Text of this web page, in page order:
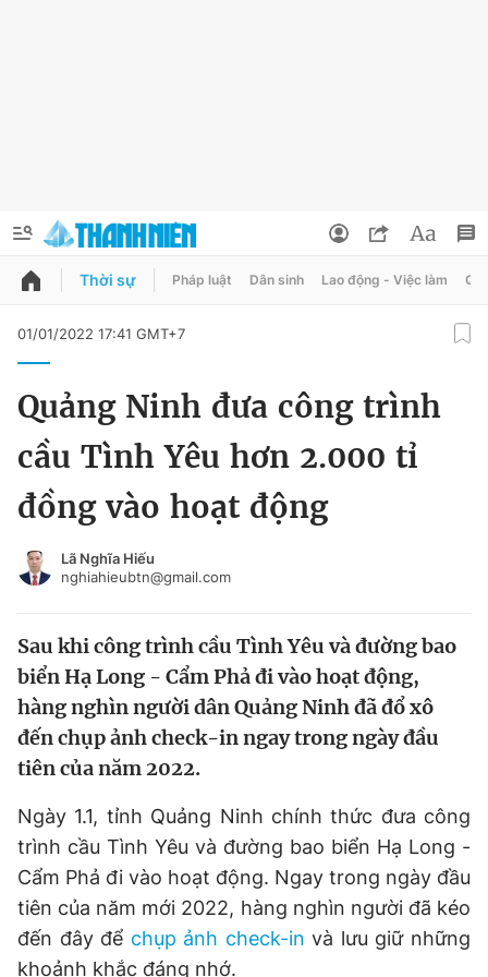
QUẢNG CÁO
Chuyên mục
Chuyên mục khác
Chào ngày mới Tin 24h
Video Magazine
Sản phẩm khác
Thông tin tòa soạn Liên hệ quảng cáo
Đổi mật khẩu
Tin đã lưu
Tin đã xem
Đăng xuất
Thời sự Pháp luật Dân sinh Lao động - Việc làm
01/01/2022 17:41 GMT+7
Quảng Ninh đưa công trình
cầu Tình Yêu hơn 2.000 tỉ
đồng vào hoạt động
Lã Nghĩa Hiếu
nghiahieubtn@gmail.com
Sau khi công trình cầu Tình Yêu và đường bao
biển Hạ Long - Cẩm Phả đi vào hoạt động,
hàng nghìn người dân Quảng Ninh đã đổ xô
đến chụp ảnh check-in ngay trong ngày đầu
tiên của năm 2022.
Ngày 1.1, tỉnh Quảng Ninh chính thức đưa công
trình cầu Tình Yêu và đường bao biển Hạ Long -
Cẩm Phả đi vào hoạt động. Ngay trong ngày đầu
tiên của năm mới 2022, hàng nghìn người đã kéo
đến đây để chụp ảnh check-in và lưu giữ những
khoảnh khắc đáng nhớ.